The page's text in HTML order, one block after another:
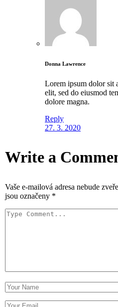
Donna Lawrence
Lorem ipsum dolor sit
elit, sed do eiusmod
dolore magna.
Reply
27. 3. 2020
Write a
Vaše e-mailová adresa nebude
jsou označeny *